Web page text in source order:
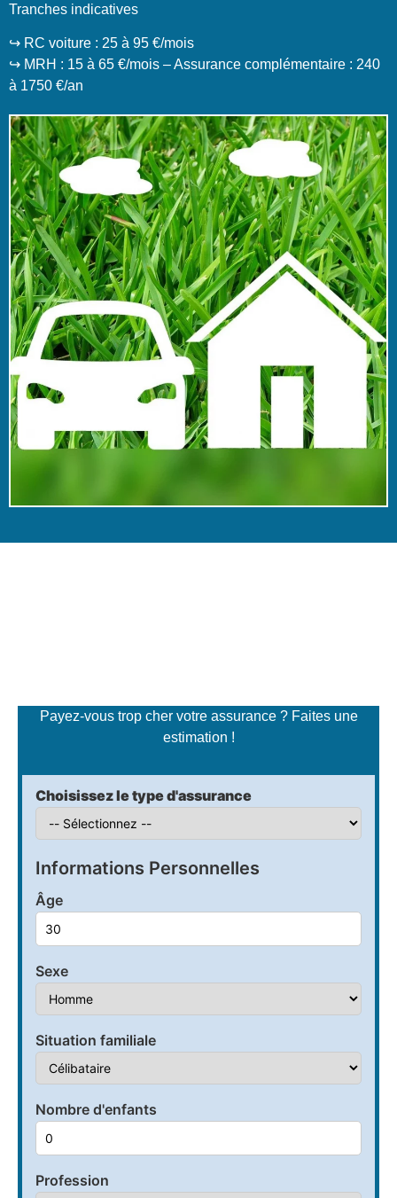
Tranches indicatives
↪️ RC voiture : 25 à 95 €/mois
↪️ MRH : 15 à 65 €/mois – Assurance complémentaire : 240
à 1750 €/an
Payez-vous trop cher votre assurance ? Faites une
estimation !
Choisissez le type d'assurance
Informations Personnelles
Âge
Sexe
Situation familiale
Nombre d'enfants
Profession